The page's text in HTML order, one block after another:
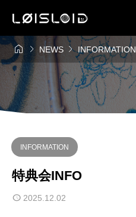
  NEWS INFORMATION
INFORMATION
特典会INFO
2025.12.02